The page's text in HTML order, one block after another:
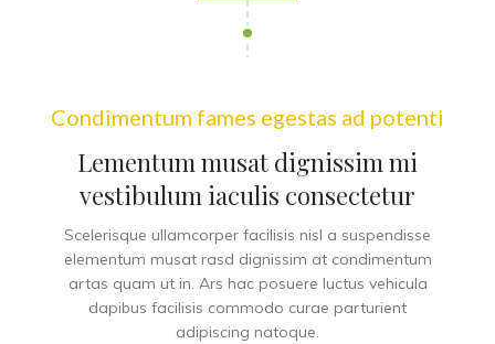
Condimentum fames egestas ad potenti
Lementum musat dignissim mi
vestibulum iaculis consectetur
Scelerisque ullamcorper facilisis nisl a suspendisse
elementum musat rasd dignissim at condimentum
artas quam ut in. Ars hac posuere luctus vehicula
dapibus facilisis commodo curae parturient
adipiscing natoque.